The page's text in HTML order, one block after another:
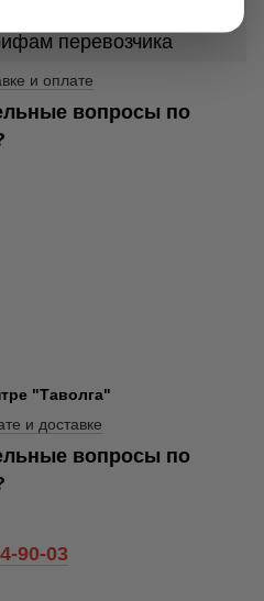
перевозчика
и оплате
вопросы по
"Таволга"
и доставке
вопросы по
90-03